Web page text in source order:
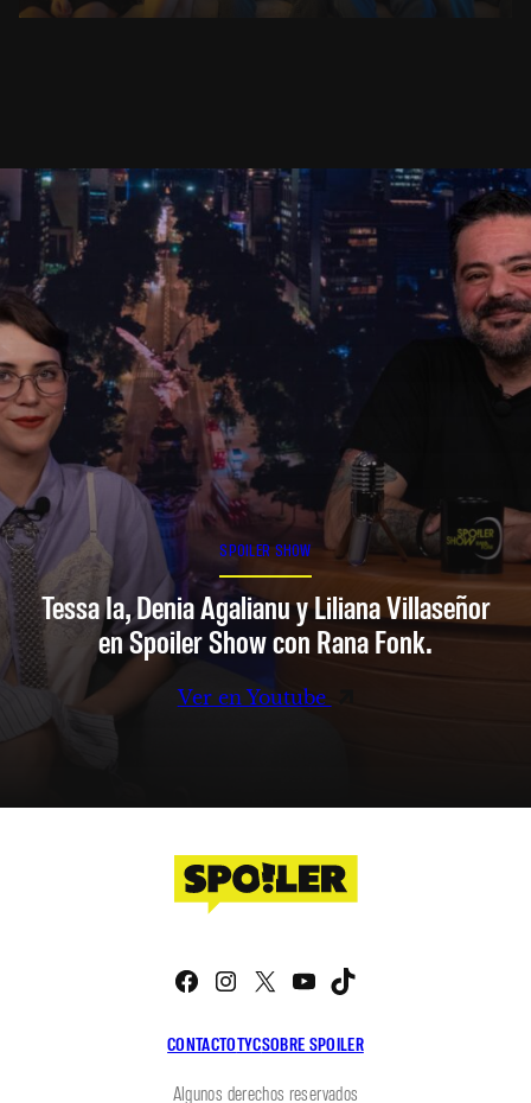
SPOILER SHOW
Tessa Ia, Denia Agalianu y Liliana Villaseñor
en Spoiler Show con Rana Fonk.
Ver en Youtube
CONTACTOTYCSOBRE SPOILER
Facebook
Instagram
X YouTube
Algunos derechos reservados